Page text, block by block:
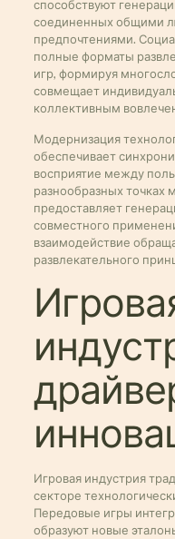
способствуют
соединенных общими
предпочтениями.
полные форматы
игр, формируя
совмещает
коллективным
Модернизация
обеспечивает
восприятие между
разнообразных точках
предоставляет
совместного
взаимодействие
развлекательного
Игровая индустрия
секторе
Передовые игры
образуют новые